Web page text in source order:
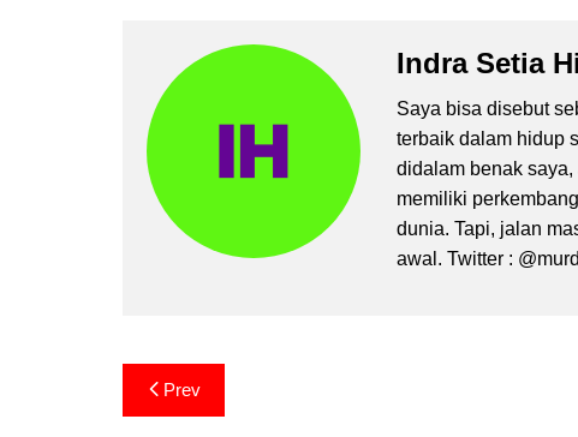
Indra Setia
Saya bisa disebut
terbaik dalam hidup
didalam benak
memiliki
dunia. Tapi, jalan
awal. Twitter :
Post
Prev